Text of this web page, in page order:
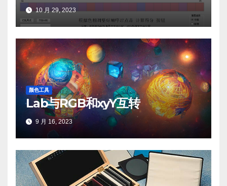
10 月 29, 2023
颜色工具
Lab与RGB和xyY互转
9 月 16, 2023